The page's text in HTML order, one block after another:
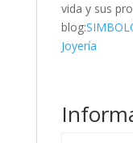
vida y sus
blog:
Joyería